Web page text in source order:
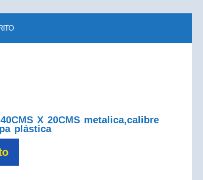
X 20CMS metalica,calibre
plástica